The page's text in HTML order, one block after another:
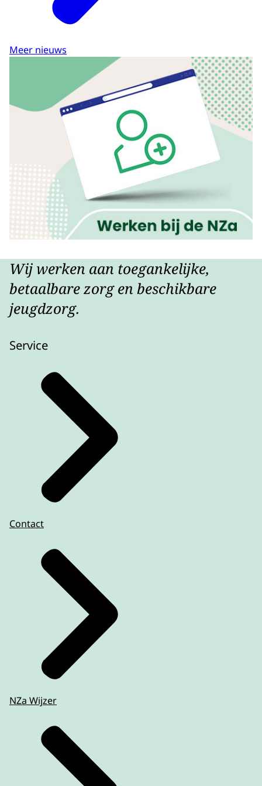
Meer nieuws
Wij werken aan toegankelijke,
betaalbare zorg en beschikbare
jeugdzorg.
Service
Contact
NZa Wijzer